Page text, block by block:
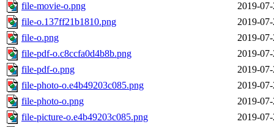
file-movie-o.png
2019-
file-o.137ff21b1810.png
2019-
file-o.png
2019-
file-pdf-o.c8ccfa0d4b8b.png
2019-
file-pdf-o.png
2019-
file-photo-o.e4b49203c085.png
2019-
file-photo-o.png
2019-
file-picture-o.e4b49203c085.png
2019-